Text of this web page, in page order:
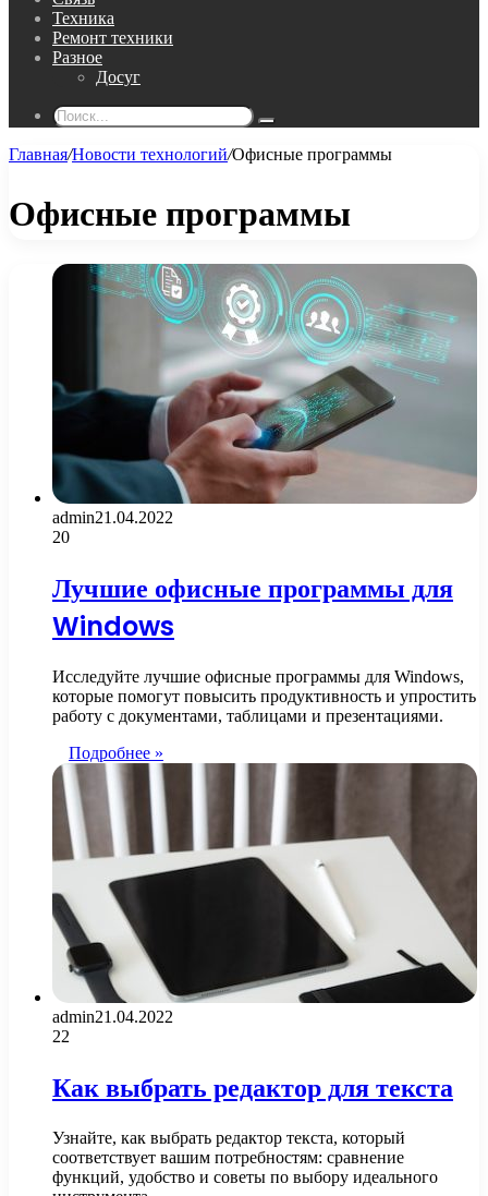
Техника
Ремонт техники
Разное
Досуг
Поиск...
Главная/Новости технологий/Офисные программы
Офисные программы
admin21.04.2022
20
Лучшие офисные программы для
Windows
Исследуйте лучшие офисные программы для Windows,
которые помогут повысить продуктивность и упростить
работу с документами, таблицами и презентациями.
Подробнее »
admin21.04.2022
22
Как выбрать редактор для текста
Узнайте, как выбрать редактор текста, который
соответствует вашим потребностям: сравнение
функций, удобство и советы по выбору идеального